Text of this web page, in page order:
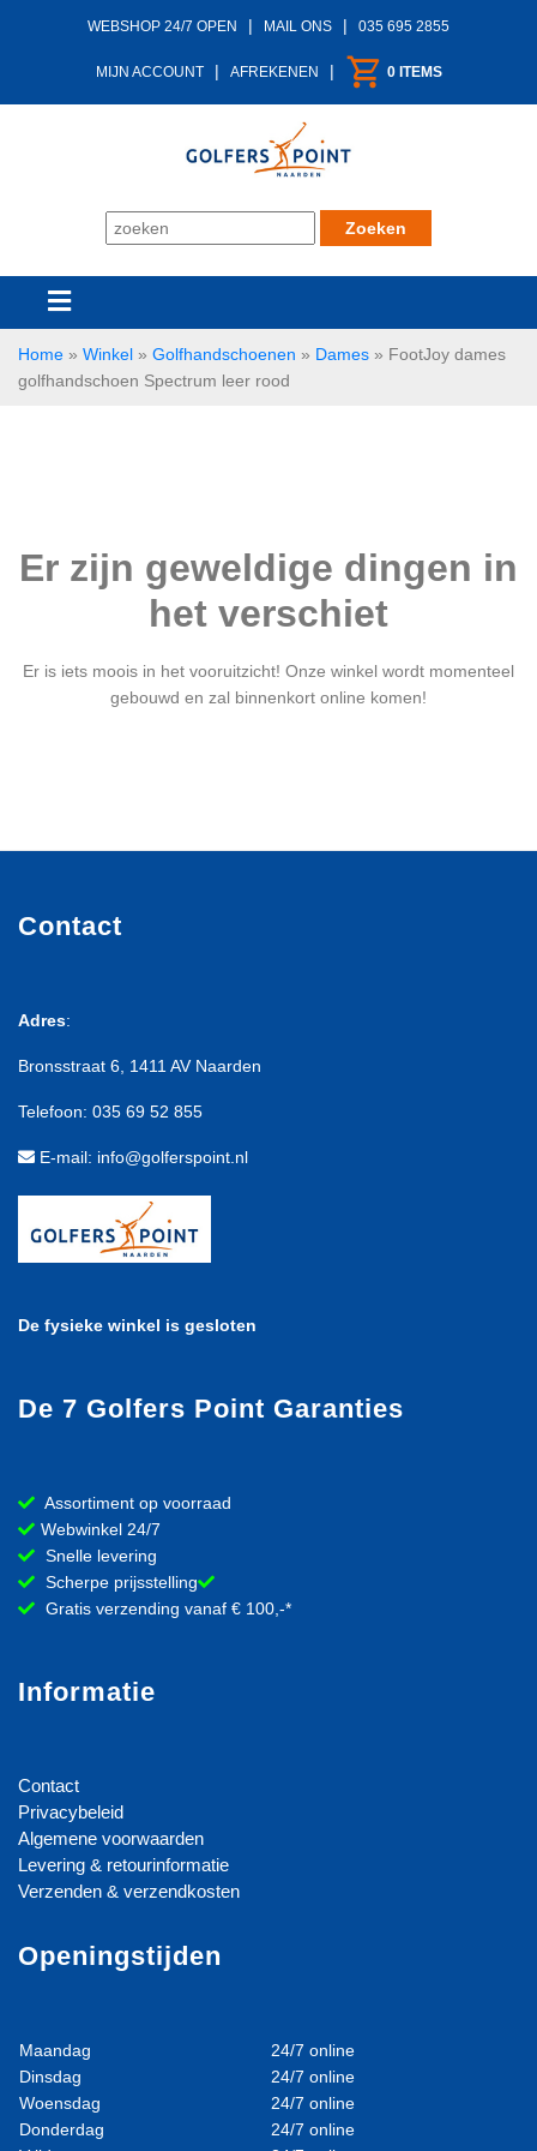
WEBSHOP 24/7 OPEN | MAIL ONS | 035 695 2855
MIJN ACCOUNT | AFREKENEN | 0 ITEMS
Home » Winkel » Golfhandschoenen » Dames » FootJoy dames
golfhandschoen Spectrum leer rood
Er zijn geweldige dingen in
het verschiet
Er is iets moois in het vooruitzicht! Onze winkel wordt momenteel
gebouwd en zal binnenkort online komen!
Contact
Adres:
Bronsstraat 6, 1411 AV Naarden
Telefoon: 035 69 52 855
E-mail: info@golferspoint.nl
De fysieke winkel is gesloten
De 7 Golfers Point Garanties
Assortiment op voorraad
Webwinkel 24/7
Snelle levering
Scherpe prijsstelling
Gratis verzending vanaf € 100,-*
Informatie
Contact
Privacybeleid
Algemene voorwaarden
Levering & retourinformatie
Verzenden & verzendkosten
Openingstijden
Maandag
24/7 online
Dinsdag
24/7 online
Woensdag
24/7 online
Donderdag
24/7 online